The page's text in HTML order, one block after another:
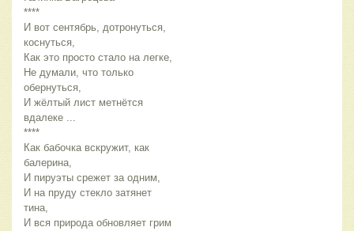
****
И вот сентябрь, дотронуться,
коснуться,
Как это просто стало на легке,
Не думали, что только
обернуться,
И жёлтый лист метнётся
вдалеке ...
****
Как бабочка вскружит, как
балерина,
И пируэты срежет за одним,
И на пруду стекло затянет
тина,
И вся природа обновляет грим